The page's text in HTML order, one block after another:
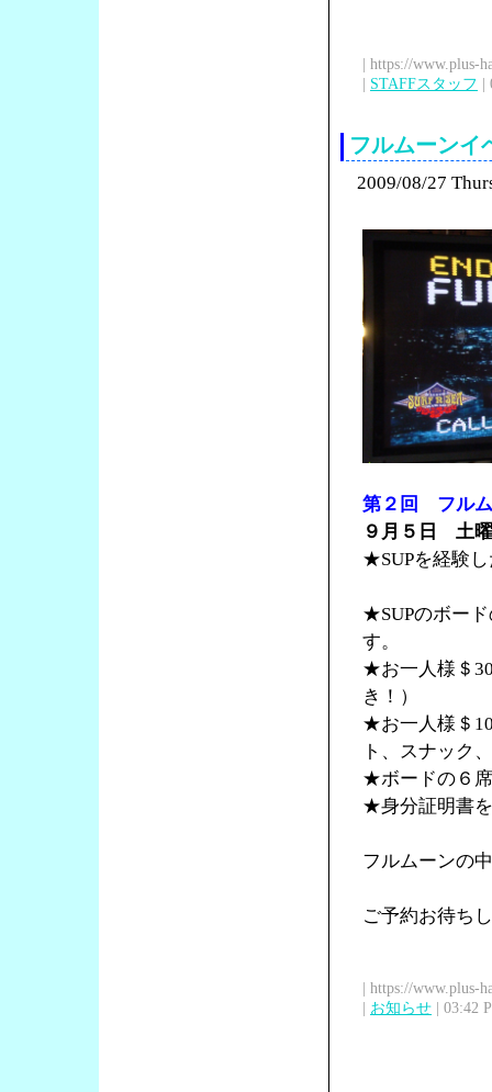
| https://www.plus-
| STAFFスタッフ |
フルムーンイ
2009/08/27
第２回 フル
９月５日 土
★SUPを経験
★SUPのボー
す。
★お一人様＄
き！）
★お一人様＄
ト、スナック
★ボードの６
★身分証明書
フルムーンの
ご予約お待ち
| https://www.plus-
| お知らせ | 03:42